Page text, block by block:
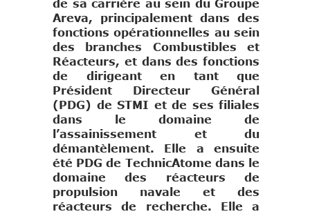
de sa carrière au sein du Groupe
Areva, principalement dans des
fonctions opérationnelles au sein
des branches Combustibles et
Réacteurs, et dans des fonctions
de dirigeant en tant que
Président Directeur Général
(PDG) de STMI et de ses filiales
dans le domaine de
l’assainissement et du
démantèlement. Elle a ensuite
été PDG de TechnicAtome dans le
domaine des réacteurs de
propulsion navale et des
réacteurs de recherche. Elle a